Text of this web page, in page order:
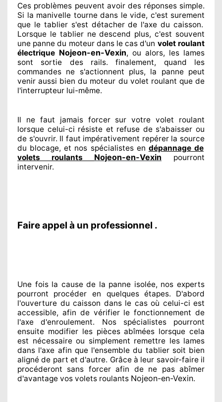
Ces problèmes peuvent avoir des réponses simple.
Si la manivelle tourne dans le vide, c'est surement
que le tablier s'est détacherde l'axe du caisson.
Lorsque le tablier ne descend plus, c'est souvent
une panne du moteur dans le cas d'un volet roulant
électrique Nojeon-en-Vexin, ou alors, les lames
sont sortie des rails. finalement, quand les
commandes ne s'actionnent plus, la panne peut
venir aussi bien du moteur du volet roulant que de
l'interrupteur lui-même.
Il ne faut jamais forcer sur votre volet roulant
lorsque celui-ci résiste et refuse de s'abaisser ou
de s'ouvrir. Il faut impérativement repérerla source
du blocage, et nos spécialistesen dépannage de
volets roulants Nojeon-en-Vexin
pourront
intervenir.
Faire appel à un professionnel .
Une fois la causede la panne isolée, nos experts
pourront procéder
en quelques étapes. D'abord
l'ouverture du caisson dans le cas où celui-ci est
accessible, afin de vérifier le fonctionnement de
l'axe d'enroulement. Nos spécialistespourront
ensuite modifierles pièces abîmées lorsque cela
est nécessaireou simplement remettre les lames
dans l'axe afin que l'ensemble du tablier soit bien
aligné de part et d'autre. Grâce à leur savoir-faireil
procéderont sans forcer afin dene pas abîmer
d'avantage vos volets roulants Nojeon-en-Vexin.